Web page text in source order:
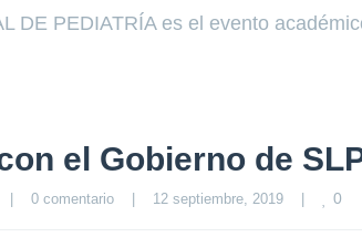
DE PEDIATRÍA es el evento
el Gobierno de
0 comentario 12 septiembre, 2019 0